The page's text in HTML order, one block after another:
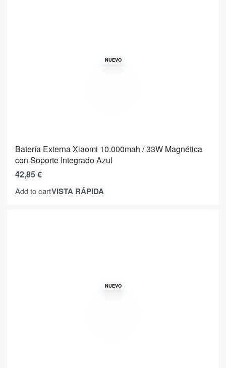
NUEVO
Batería Externa Xiaomi 10.000mah / 33W Magnética
con Soporte Integrado Azul
42,85€
Add to cartVISTA RÁPIDA
NUEVO